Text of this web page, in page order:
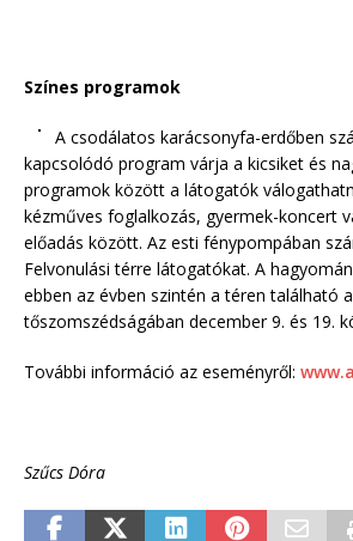
Színes programok
A csodálatos karácsonyfa-erdőben
kapcsolódó program várja a kicsiket és
programok között a látogatók
kézműves foglalkozás, gyermek-koncert
előadás között. Az esti fénypompában
Felvonulási térre látogatókat. A
ebben az évben szintén a téren található
tőszomszédságában december 9. és 19.
További információ az eseményről:
Szűcs Dóra